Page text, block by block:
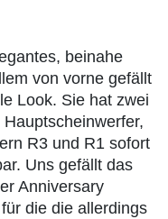
beinahe
von vorne gefällt
Look. Sie hat zwei
R3 und R1 sofort
Uns gefällt das
Anniversary
die die allerdings